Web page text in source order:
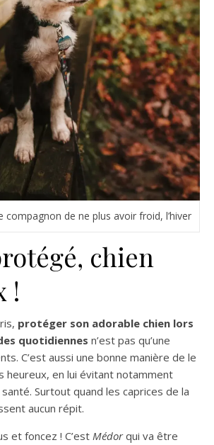
compagnon de ne plus avoir froid, l’hiver
chien
!
protéger son adorable chien lors
quotidiennes n’est pas qu’une
C’est aussi une bonne manière de le
heureux, en lui évitant notamment
Surtout quand les caprices de la
aucun répit.
et foncez ! C’est Médorqui va être